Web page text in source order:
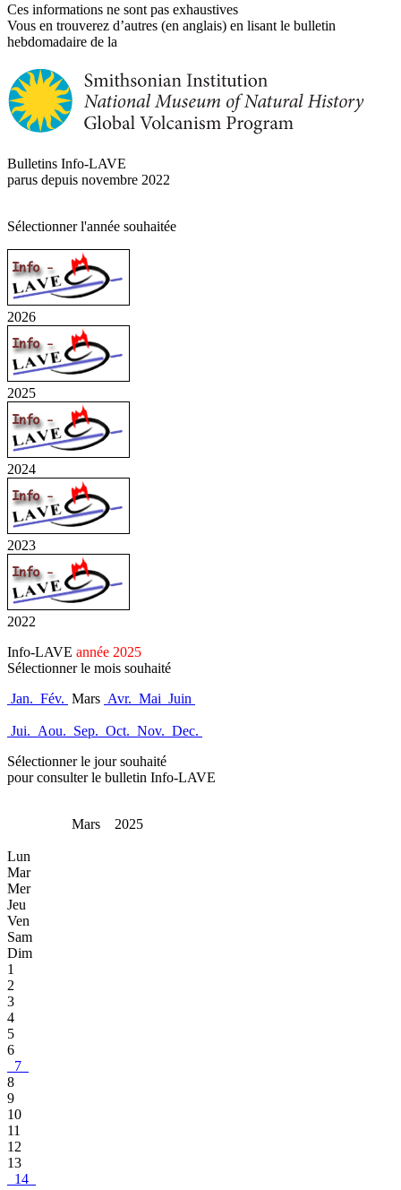
Ces informations ne sont pas exhaustives
Vous en trouverez d’autres (en anglais) en lisant le bulletin
hebdomadaire de la
Bulletins Info-LAVE
parus depuis novembre 2022
Sélectionner l'année souhaitée
2026
2025
2024
2023
2022
Info-LAVE année 2025
Sélectionner le mois souhaité
Jan. Fév. Mars Avr. Mai Juin
Jui. Aou. Sep. Oct. Nov. Dec.
Sélectionner le jour souhaité
pour consulter le bulletin Info-LAVE
Mars 2025
Lun
Mar
Mer
Jeu
Ven
Sam
Dim
1
2
3
4
5
6
7
8
9
10
11
12
13
14